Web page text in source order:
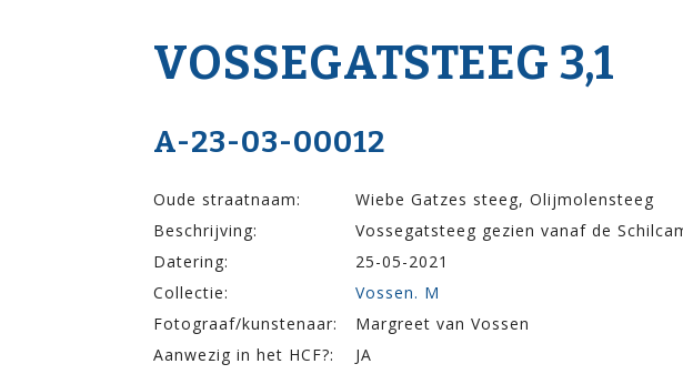
VOSSEGATSTEEG 3,1
A-23-03-00012
Oude straatnaam:
Wiebe Gatzes steeg, Olijmolensteeg
Beschrijving:
Vossegatsteeg gezien vanaf de
Datering:
25-05-2021
Collectie:
Vossen. M
Fotograaf/kunstenaar:
Margreet van Vossen
Aanwezig in het HCF?:
JA